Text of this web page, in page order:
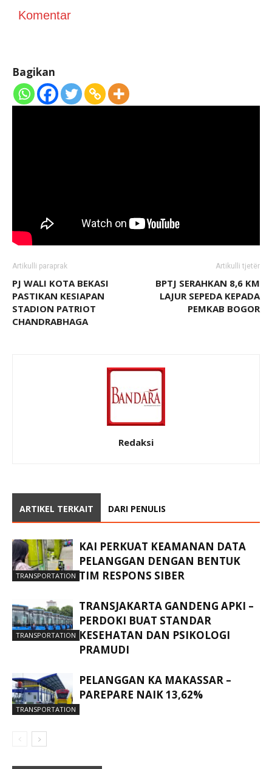
Komentar
Bagikan
Artikulli paraprak
PJ WALI KOTA BEKASI
PASTIKAN KESIAPAN
STADION PATRIOT
CHANDRABHAGA
Artikulli tjetër
BPTJ SERAHKAN 8,6 KM
LAJUR SEPEDA KEPADA
PEMKAB BOGOR
Redaksi
ARTIKEL TERKAIT DARI PENULIS
TRANSPORTATION
KAI PERKUAT KEAMANAN DATA
PELANGGAN DENGAN BENTUK
TIM RESPONS SIBER
TRANSPORTATION
TRANSJAKARTA GANDENG APKI –
PERDOKI BUAT STANDAR
KESEHATAN DAN PSIKOLOGI
PRAMUDI
TRANSPORTATION
PELANGGAN KA MAKASSAR –
PAREPARE NAIK 13,62%